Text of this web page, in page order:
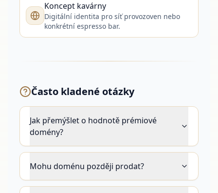
Koncept kavárny
Digitální identita pro síť provozoven nebo
konkrétní espresso bar.
Často kladené otázky
Jak přemýšlet o hodnotě prémiové
domény?
Mohu doménu později prodat?